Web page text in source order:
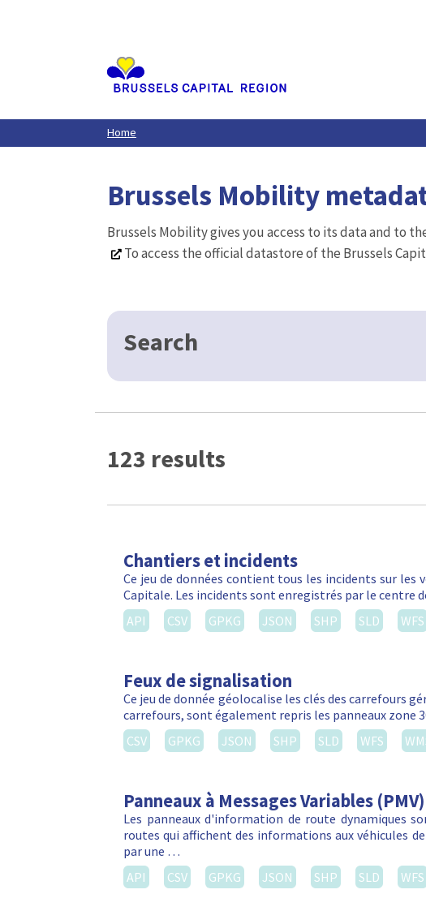
Home
Brussels Mobility
Brussels Mobility gives you access to its data and to
To access the official datastore of the Brussels
Search
123 results
Chantiers et incidents
Ce jeu de données contient tous les incidents sur les
Capitale. Les incidents sont enregistrés par le centre
API
CSV GPKG JSON SHP SLD WFS
Feux de signalisation
Ce jeu de donnée géolocalise les clés des carrefours
carrefours, sont également repris les panneaux zone
CSV
GPKG JSON SHP SLD WFS
Panneaux à Messages Variables (PMV)
Les panneaux d'information de route dynamiques
routes qui affichent des informations aux véhicules
par une …
API
CSV GPKG JSON SHP SLD WFS